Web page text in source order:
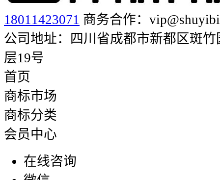
18011423071 商务合作：
公司地址：四川省成都市新都区斑
层19号
首页
商标市场
商标分类
会员中心
在线咨询